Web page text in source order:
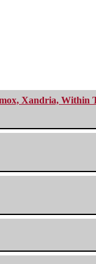
Xandria, Within